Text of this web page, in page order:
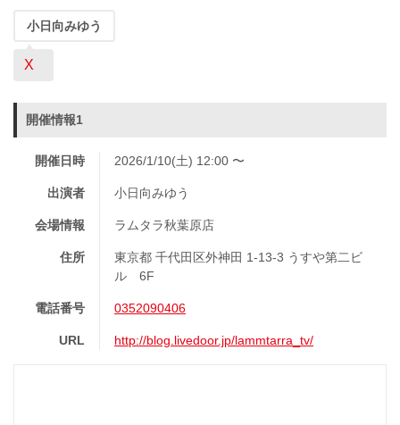
小日向みゆう
X
開催情報1
開催日時 2026/1/10(土) 12:00 〜
出演者 小日向みゆう
会場情報 ラムタラ秋葉原店
住所
東京都 千代田区外神田 1-13-3 うすや第二ビ
ル 6F
電話番号 0352090406
URL http://blog.livedoor.jp/lammtarra_tv/